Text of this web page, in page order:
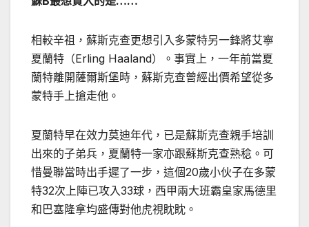
相較辛祖，蘇斯克查更想引入多蒙特另一鋒將艾寧
夏蘭特（Erling ­Haaland）。事實上，一年前當夏
蘭特離開薩爾斯堡時，蘇斯克查曾經出價希望從多
蒙特手上搶走他。
夏蘭特早在效力莫迪年代，已是蘇斯克查親手培訓
出來的子弟兵，夏蘭特一家亦跟蘇斯克查熟稔。可
惜曼聯當時出手遲了一步，這個20歲小伙子在多蒙
特32次上陣已攻入33球，西甲兩大班霸皇家馬德里
和巴塞隆拿均盛傳對他虎視眈眈。